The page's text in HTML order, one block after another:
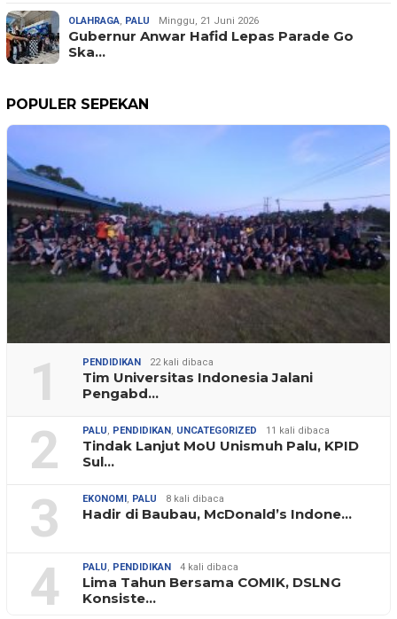
OLAHRAGA PALU Minggu, 21 Juni 2026
Gubernur Anwar Hafid Lepas Parade Go
Ska…
POPULER SEPEKAN
1 PENDIDIKAN 22 kali dibaca
Tim Universitas Indonesia Jalani
Pengabd…
2 PALU PENDIDIKAN UNCATEGORIZED 11 kali dibaca
Tindak Lanjut MoU Unismuh Palu, KPID
Sul…
3 EKONOMI PALU 8 kali dibaca
Hadir di Baubau, McDonald’s Indone…
4 PALU PENDIDIKAN 4 kali dibaca
Lima Tahun Bersama COMIK, DSLNG
Konsiste…